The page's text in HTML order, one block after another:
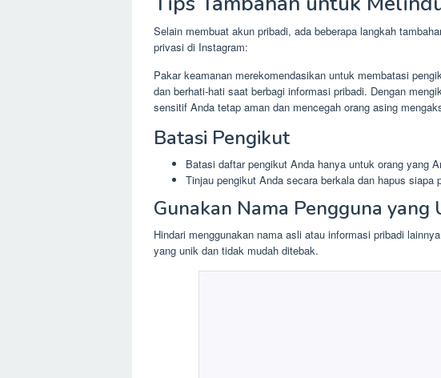
Selain membuat akun pribadi, ada beberapa langkah
privasi di Instagram:
Pakar keamanan merekomendasikan untuk membatasi
dan berhati-hati saat berbagi informasi pribadi. Dengan
sensitif Anda tetap aman dan mencegah orang asing
Batasi Pengikut
Batasi daftar pengikut Anda hanya untuk orang yang
Tinjau pengikut Anda secara berkala dan hapus siapa
Gunakan Nama Pengguna yang
Hindari menggunakan nama asli atau informasi pribadi
yang unik dan tidak mudah ditebak.